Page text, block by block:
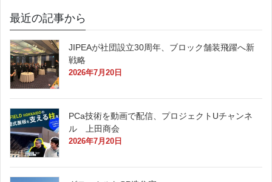
最近の記事から
JIPEAが社団設立30周年、ブロック舗装飛躍へ新
戦略
2026年7月20日
PCa技術を動画で配信、プロジェクトUチャンネ
ル 上田商会
2026年7月20日